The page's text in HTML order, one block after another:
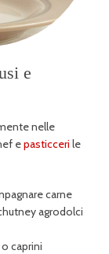
e
nelle
epasticcerile
carne
agrodolci
caprini